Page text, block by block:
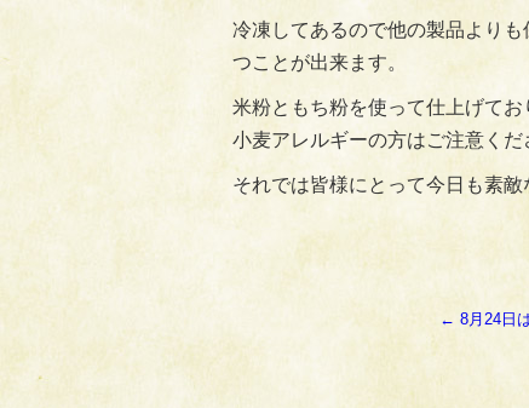
冷凍してあるので他の製品より
つことが出来ます。
米粉ともち粉を使って仕上げて
小麦アレルギーの方はご注意くだ
それでは皆様にとって今日も素敵
← 8月24日